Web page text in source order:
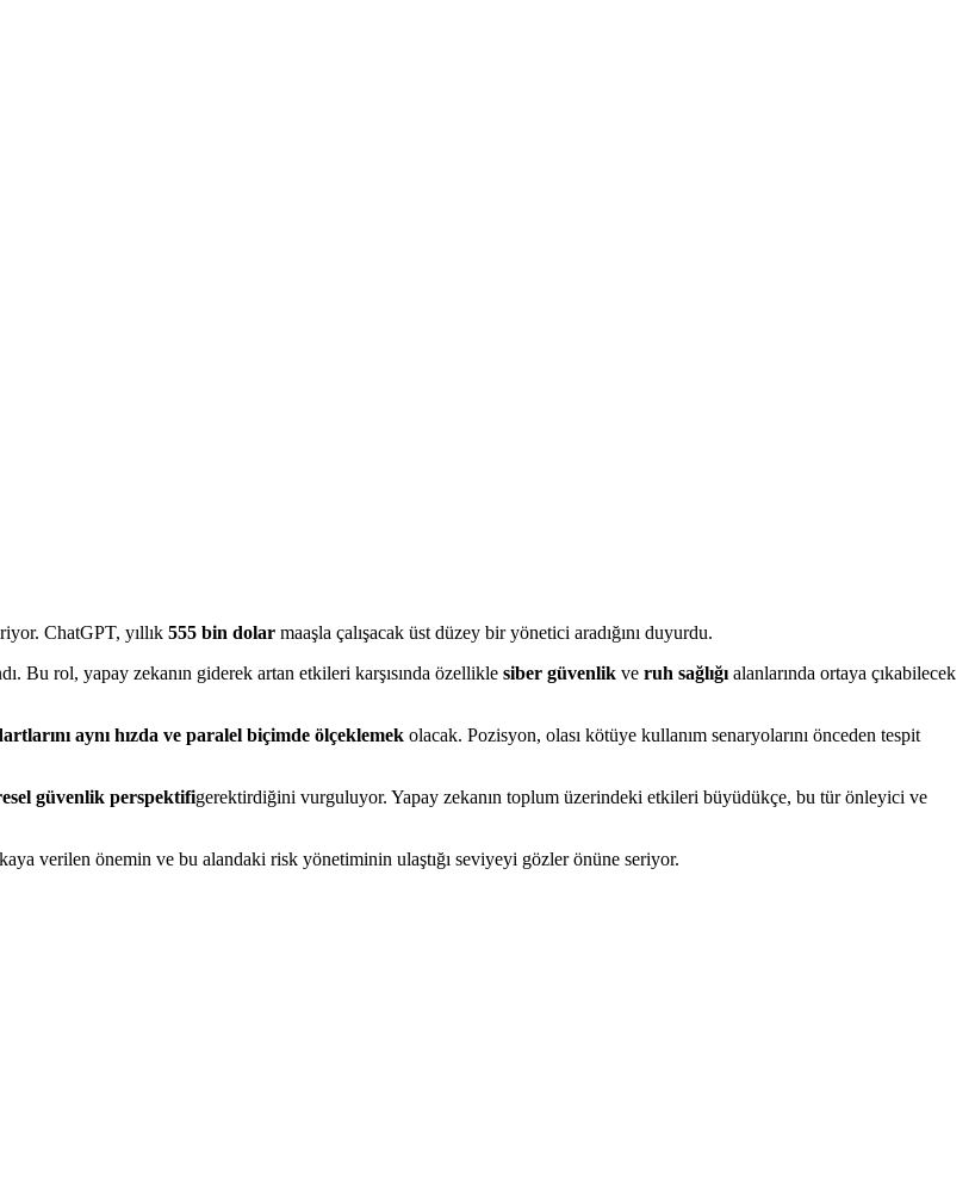
ChatGPT, yıllık 555 bin dolar maaşla çalışacak üst düzey bir yönetici aradığını duyurdu.
Bu rol, yapay zekanın giderek artan etkileri karşısında özellikle siber güvenlik ve ruh sağlığı alanlarında ortaya çıkabilecek
aynı hızda ve paralel biçimde ölçeklemek olacak. Pozisyon, olası kötüye kullanım senaryolarını önceden tespit
güvenlik perspektifigerektirdiğini vurguluyor. Yapay zekanın toplum üzerindeki etkileri büyüdükçe, bu tür önleyici ve
verilen önemin ve bu alandaki risk yönetiminin ulaştığı seviyeyi gözler önüne seriyor.